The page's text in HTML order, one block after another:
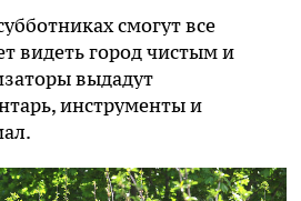
смогут все
видеть город чистым и
выдадут
инструменты и